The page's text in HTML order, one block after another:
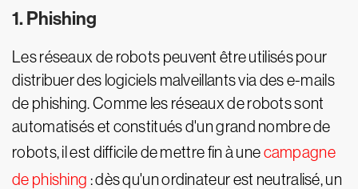
1. Phishing
Les réseaux de robots peuvent être utilisés pour
distribuer des logiciels malveillants via des e-mails
de phishing. Comme les réseaux de robots sont
automatisés et constitués d'un grand nombre de
robots, il est difficile de mettre fin à unecampagne
de phishing : dès qu'un ordinateur est neutralisé, un